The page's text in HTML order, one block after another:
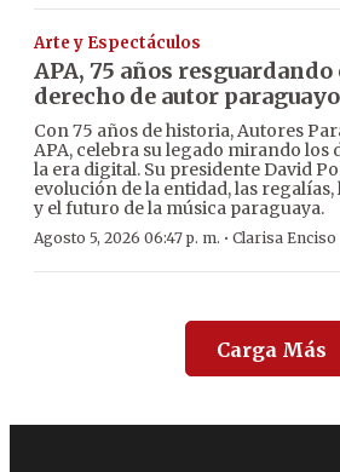
Arte y Espectáculos
APA, 75 años resguardando
derecho de autor paraguayo
Con 75 años de historia, Autores
APA, celebra su legado mirando los
la era digital. Su presidente David
evolución de la entidad, las
y el futuro de la música paraguaya.
Agosto 5, 2026 06:47 p. m. · Clarisa Enciso
Carga Más